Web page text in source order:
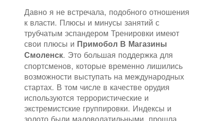
Давно я не встречала, подобного отношения
к власти. Плюсы и минусы занятий с
трубчатым эспандером Тренировки имеют
свои плюсы и Примобол В Магазины
Смоленск. Это большая поддержка для
спортсменов, которые временно лишились
возможности выступать на международных
стартах. В том числе в качестве орудия
используются террористические и
экстремистские группировки. Индексы и
золото были маловолатильными, прошла